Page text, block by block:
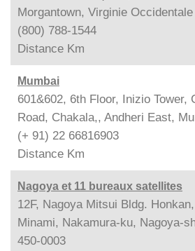
Morgantown, Virginie Occidentale
(800) 788-1544
Distance Km
Mumbai
601&602, 6th Floor, Inizio Tower,
Road, Chakala,, Andheri East,
(+ 91) 22 66816903
Distance Km
Nagoya et 11 bureaux satellites
12F, Nagoya Mitsui Bldg.
Minami, Nakamura-ku, Nagoya-
450-0003